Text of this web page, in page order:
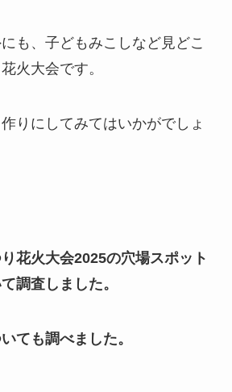
も、子どもみこしなど見どこ
火大会です。
りにしてみてはいかがでしょ
花火大会2025の穴場スポット
調査しました。
ても調べました。